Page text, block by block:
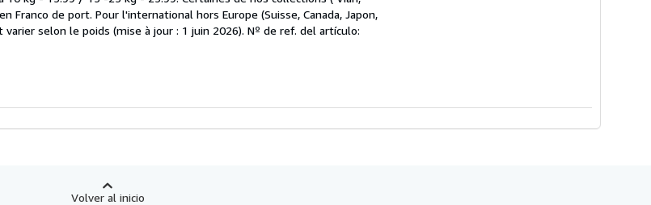
Franco de port. Pour l'international hors Europe (Suisse, Canada, Japon,
selon le poids (mise à jour : 1 juin 2026). Nº de ref. del artículo:
Volver al inicio